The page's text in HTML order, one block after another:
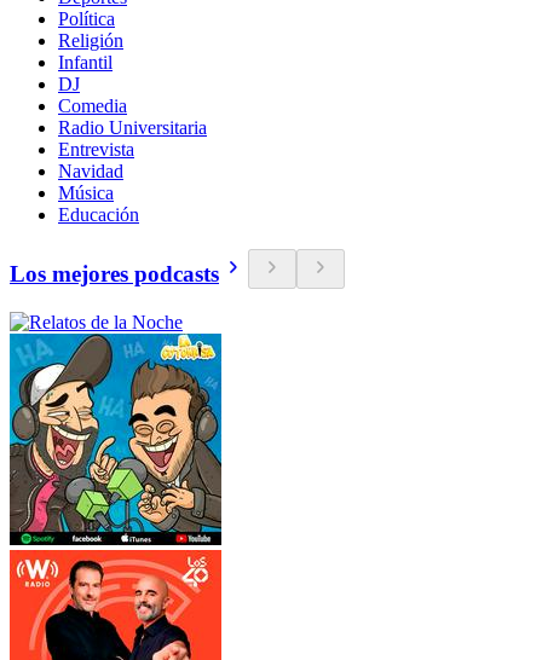
Política
Religión
Infantil
DJ
Comedia
Radio Universitaria
Entrevista
Navidad
Música
Educación
Los mejores podcasts